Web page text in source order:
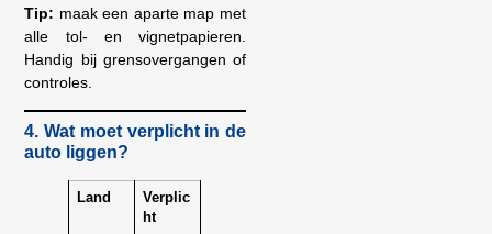
Tip: maak een aparte map met
alle tol- en vignetpapieren.
Handig bij grensovergangen of
controles.
4. Wat moet verplicht in de
auto liggen?
Land
Verplic
ht